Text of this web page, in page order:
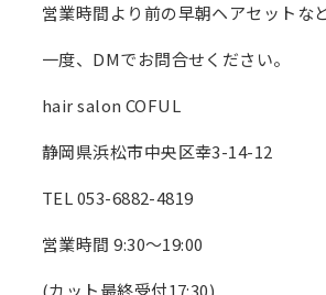
営業時間より前の早朝ヘアセットな
一度、DMでお問合せください。
hair salon COFUL
静岡県浜松市中央区幸3-14-12
TEL 053-6882-4819
営業時間 9:30～19:00